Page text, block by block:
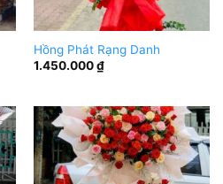
Hồng Phát Rạng Danh
1.450.000₫